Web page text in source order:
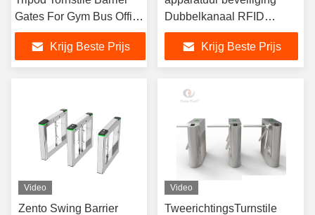
Gates For Gym Bus Office
Building
Krijg Beste Prijs
Dubbelkanaal RFID
volhoogte draaistang Rfid
QR barrière poort
Krijg Beste Prijs
Video
Zento Swing Barrier
Video
TweerichtingsTurnstile